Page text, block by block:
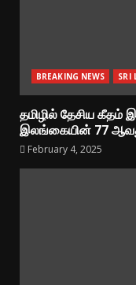
BREAKING NEWS SRI
தமிழில் தேசிய
இலங்கையின் 77
February 4, 2025